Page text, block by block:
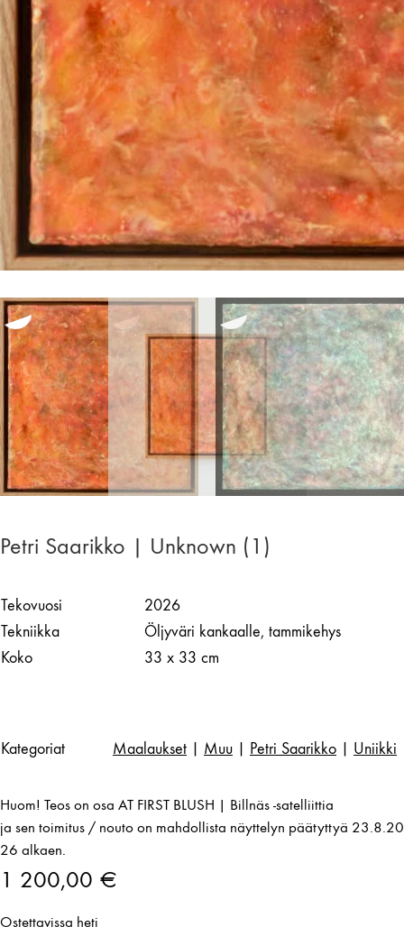
Petri Saarikko | Unknown (1)
Tekovuosi
2026
Tekniikka
Öljyväri kankaalle, tammikehys
Koko
33 x 33 cm
Kategoriat Maalaukset Muu Petri Saarikko Uniikki
Huom! Teos on osa AT FIRST BLUSH | Billnäs -satelliittia
ja sen toimitus / nouto on mahdollista näyttelyn päätyttyä 23.8.20
26 alkaen.
1 200,00 €
Ostettavissa heti